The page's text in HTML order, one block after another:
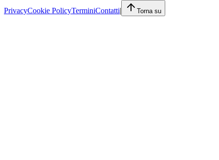
PrivacyCookie PolicyTerminiContatti| Torna su